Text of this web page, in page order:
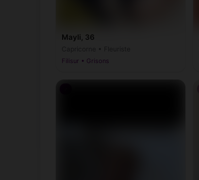
Mayli, 36
Filisur • Grisons